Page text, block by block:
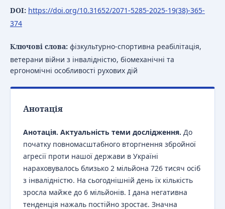
DOI: https://doi.org/10.31652/2071-5285-2025-19(38)-365-
374
Ключові слова: фізкультурно-спортивна реабілітація,
ветерани війни з інвалідністю, біомеханічні та
ергономічні особливості рухових дій
Анотація
Анотація. Актуальність теми дослідження. До
початку повномасштабного вторгнення збройної
агресії проти нашої держави в Україні
нараховувалось близько 2 мільйона 726 тисяч осіб
з інвалідністю. На сьогоднішній день їх кількість
зросла майже до 6 мільйонів. І дана негативна
тенденція нажаль постійно зростає. Значна